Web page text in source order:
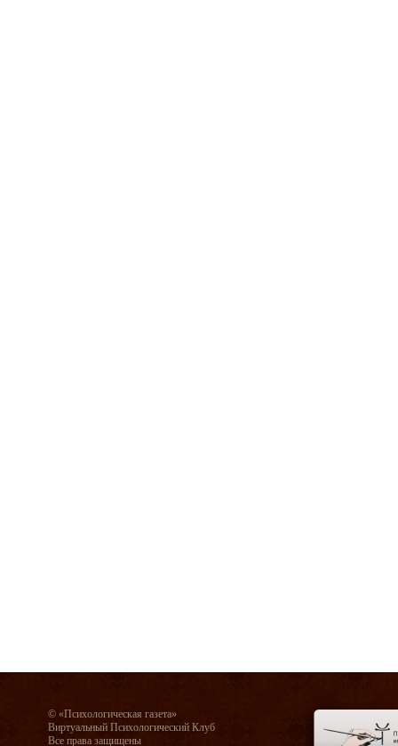
© «Психологическая газета»
Виртуальный Психологический Клуб
Все права защищены